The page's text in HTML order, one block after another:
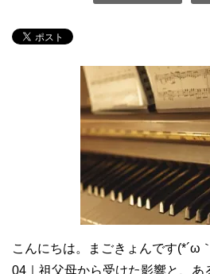
こんにちは。まごきょんです(*´ω
04｜祖父母から受けた影響と、あ